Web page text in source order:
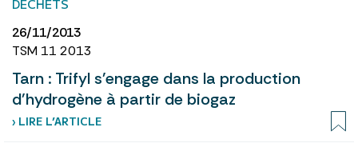
DÉCHETS
26/11/2013
TSM 11 2013
Tarn : Trifyl s'engage dans la production
d'hydrogène à partir de biogaz
› LIRE L’ARTICLE